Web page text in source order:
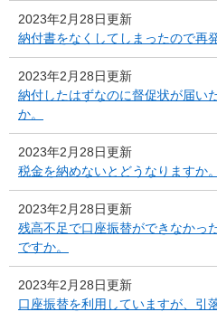
2023年2月28日更新
納付書をなくしてしまったので再
2023年2月28日更新
納付したはずなのに督促状が届い
か。
2023年2月28日更新
税金を納めないとどうなりますか。
2023年2月28日更新
残高不足で口座振替ができなかっ
ですか。
2023年2月28日更新
口座振替を利用していますが、引